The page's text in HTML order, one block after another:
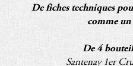
De fiches techniques
comme
De 4
Santenay 1er